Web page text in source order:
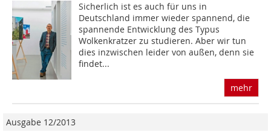
Sicherlich ist es auch für uns in
Deutschland immer wieder spannend, die
spannende Entwicklung des Typus
Wolkenkratzer zu studieren. Aber wir tun
dies inzwischen leider von außen, denn sie
findet...
mehr
Ausgabe 12/2013